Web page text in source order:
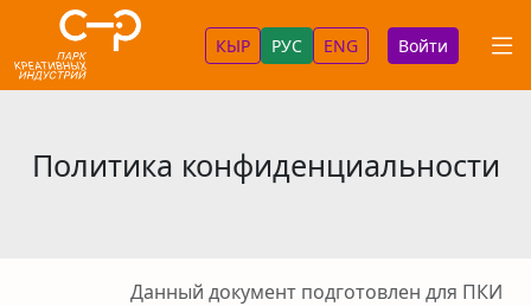
КЫР РУС ENG Войти
Политика конфиденциальности
Данный документ подготовлен для ПКИ